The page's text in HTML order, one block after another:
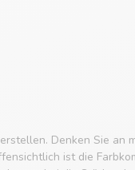
Denken Sie an
ist die